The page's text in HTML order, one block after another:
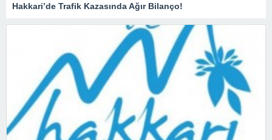
Hakkari’de Trafik Kazasında Ağır Bilanço!